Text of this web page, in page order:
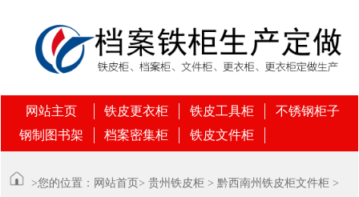
网站主页 铁皮更衣柜 铁皮工具柜
不锈钢柜子
钢制图书架
档案密集柜 铁皮文件柜
>您的位置： 网站首页> 贵州铁皮柜 > 黔西南州铁皮柜文件柜 >